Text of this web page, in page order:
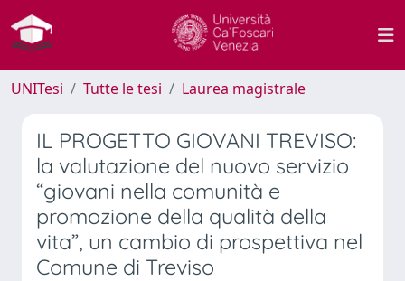
UNITesi Tutte le tesi Laurea magistrale
IL PROGETTO GIOVANI TREVISO:
la valutazione del nuovo servizio
“giovani nella comunità e
promozione della qualità della
vita”, un cambio di prospettiva nel
Comune di Treviso